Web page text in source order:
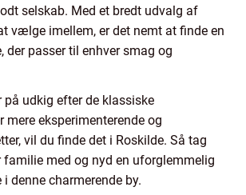
selskab. Med et bredt udvalg af
vælge imellem, er det nemt at finde en
der passer til enhver smag og
på udkig efter de klassiske
mere eksperimenterende og
vil du finde det i Roskilde. Så tag
familie med og nyd en uforglemmelig
denne charmerende by.